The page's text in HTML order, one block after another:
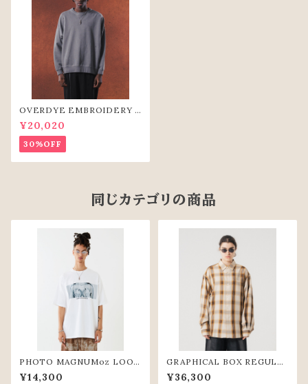
OVERDYE EMBROIDERY S
WEAT-SHIRTS(GRY)
¥20,020
30%OFF
同じカテゴリの商品
PHOTO MAGNUMoz LOOS
E TEE(WHT)
¥14,300
GRAPHICAL BOX REGULA
R SHIRTS (BGE)
¥36,300